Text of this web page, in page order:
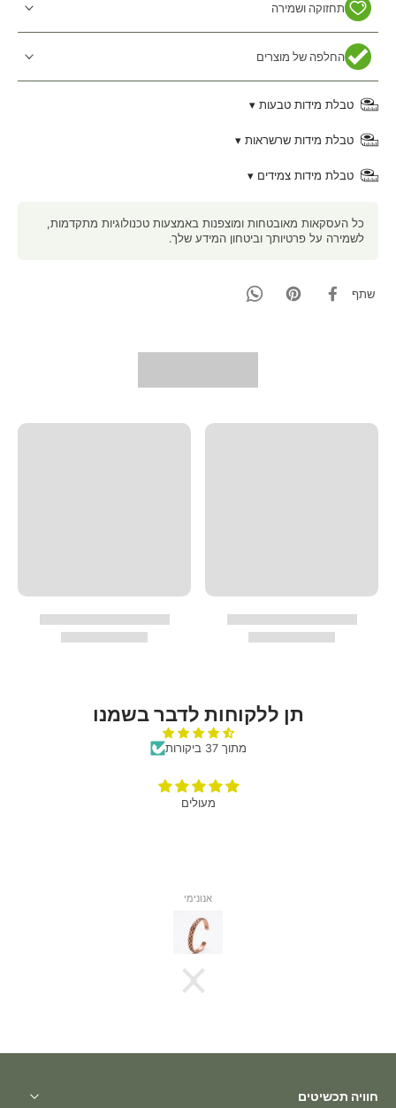
תחזוקה ושמירה
החלפה של מוצרים
טבלת מידות טבעות ▾
טבלת מידות שרשראות ▾
טבלת מידות צמידים ▾
כל העסקאות מאובטחות ומוצפנות באמצעות טכנולוגיות מתקדמות,
לשמירה על פרטיותך וביטחון המידע שלך.
שתף
תן ללקוחות לדבר בשמנו
מתוך 37 ביקורות
חוויה תכשיטים